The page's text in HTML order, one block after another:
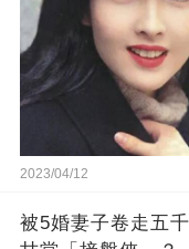
2023/04/12
被5婚妻子卷走五